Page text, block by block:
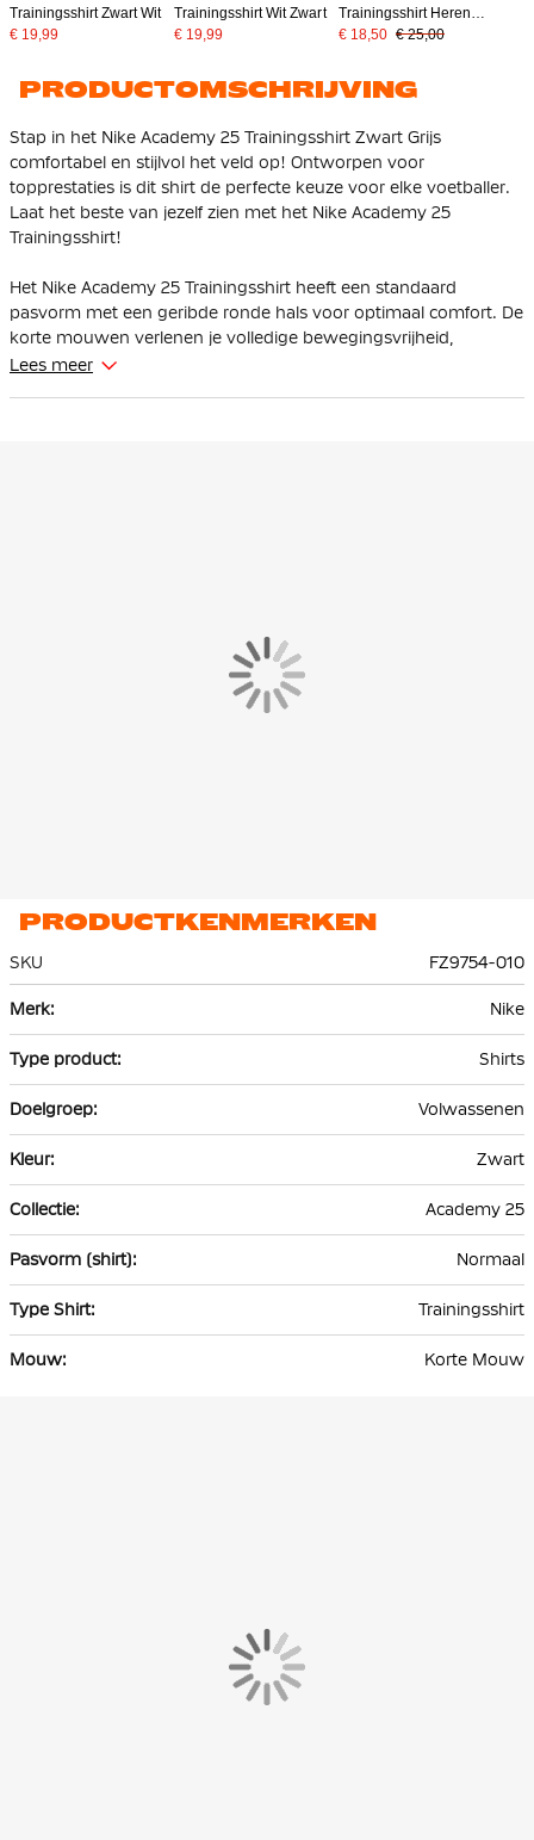
Trainingsshirt Zwart Wit
€ 19,99
Trainingsshirt Wit Zwart
€ 19,99
Trainingsshirt Heren
Zwart Wit
€ 18,50 € 25,00
PRODUCTOMSCHRIJVING
Stap in het Nike Academy 25 Trainingsshirt Zwart Grijs
comfortabel en stijlvol het veld op! Ontworpen voor
topprestaties is dit shirt de perfecte keuze voor elke voetballer.
Laat het beste van jezelf zien met het Nike Academy 25
Trainingsshirt!
Het Nike Academy 25 Trainingsshirt heeft een standaard
pasvorm met een geribde ronde hals voor optimaal comfort. De
korte mouwen verlenen je volledige bewegingsvrijheid,
essentieel voor de belangrijke momenten.
Lees meer
PRODUCTKENMERKEN
SKU
FZ9754-010
informatie
Nike
Shirts
Volwassenen
Zwart
Academy 25
Normaal
Trainingsshirt
Korte Mouw